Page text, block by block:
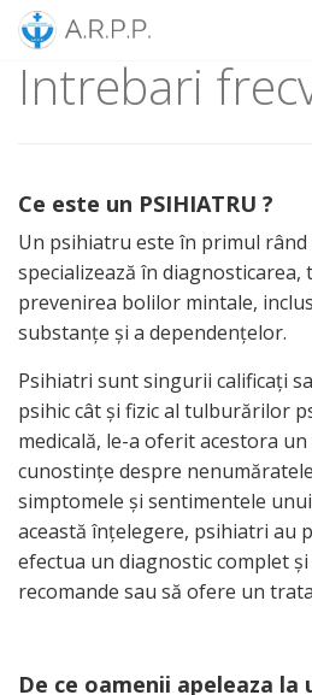
SkipIntrebari
Ce este un PSIHIATRU ?
Un psihiatru este în primul rând
specializează în
prevenirea bolilor mintale,
substanţe şi a dependenţelor.
Psihiatri sunt singurii calificaţi
psihic cât şi fizic al tulburărilor
medicală, le-a oferit acestora
cunostinţe despre
simptomele şi sentimentele
această înţelegere, psihiatri au
efectua un diagnostic complet şi
recomande sau să ofere un
De ce oamenii apeleaza la